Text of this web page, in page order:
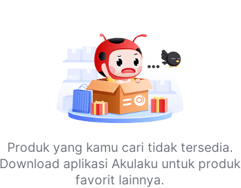
Produk yang kamu cari tidak tersedia.
Download aplikasi Akulaku untuk produk
favorit lainnya.